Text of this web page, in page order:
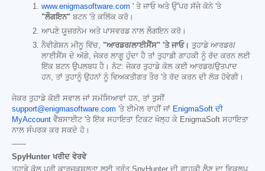
www.enigmasoftware.com ' ਤੇ ਜਾਓ ਅਤੇ ਉੱਪਰ ਸੱਜੇ ਕੋਨੇ 'ਤੇ
"ਲੌਗਇਨ" ਬਟਨ 'ਤੇ ਕਲਿੱਕ ਕਰੋ।
ਆਪਣੇ ਯੂਜ਼ਰਨੇਮ ਅਤੇ ਪਾਸਵਰਡ ਨਾਲ ਲੌਗਇਨ ਕਰੋ।
ਨੈਵੀਗੇਸ਼ਨ ਮੀਨੂ ਵਿੱਚ, "ਆਰਡਰ/ਲਾਈਸੈਂਸ" 'ਤੇ ਜਾਓ। ਤੁਹਾਡੇ ਆਰਡਰ/
ਲਾਈਸੈਂਸ ਦੇ ਅੱਗੇ, ਜੇਕਰ ਲਾਗੂ ਹੁੰਦਾ ਹੈ ਤਾਂ ਤੁਹਾਡੀ ਗਾਹਕੀ ਨੂੰ ਰੱਦ ਕਰਨ ਲਈ
ਇੱਕ ਬਟਨ ਉਪਲਬਧ ਹੈ। ਨੋਟ: ਜੇਕਰ ਤੁਹਾਡੇ ਕੋਲ ਕਈ ਆਰਡਰ/ਉਤਪਾਦ
ਹਨ, ਤਾਂ ਤੁਹਾਨੂੰ ਉਹਨਾਂ ਨੂੰ ਵਿਅਕਤੀਗਤ ਤੌਰ 'ਤੇ ਰੱਦ ਕਰਨ ਦੀ ਲੋੜ ਹੋਵੇਗੀ।
ਜੇਕਰ ਤੁਹਾਡੇ ਕੋਈ ਸਵਾਲ ਜਾਂ ਸਮੱਸਿਆਵਾਂ ਹਨ, ਤਾਂ ਤੁਸੀਂ
support@enigmasoftware.com 'ਤੇ ਈਮੇਲ ਰਾਹੀਂ ਜਾਂ EnigmaSoft ਦੀ
MyAccount ਵੈੱਬਸਾਈਟ 'ਤੇ ਇੱਕ ਸਹਾਇਤਾ ਟਿਕਟ ਖੋਲ੍ਹ ਕੇ EnigmaSoft ਸਹਾਇਤਾ
ਨਾਲ ਸੰਪਰਕ ਕਰ ਸਕਦੇ ਹੋ।
------
SpyHunter ਖਰੀਦ ਵੇਰਵੇ